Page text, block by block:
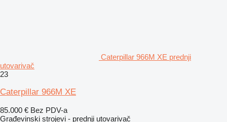
Caterpillar 966M XE prednji
utovarivač
23
Caterpillar 966M XE
85.000 € Bez PDV-a
Građevinski strojevi - prednji utovarivač